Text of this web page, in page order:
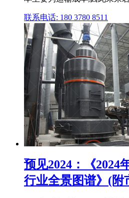
联系电话: 180 3780 8511
预见2024：《2024
行业全景图谱》(附